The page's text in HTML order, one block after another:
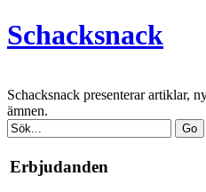
Schacksnack
Schacksnack presenterar artiklar,
ämnen.
Erbjudanden